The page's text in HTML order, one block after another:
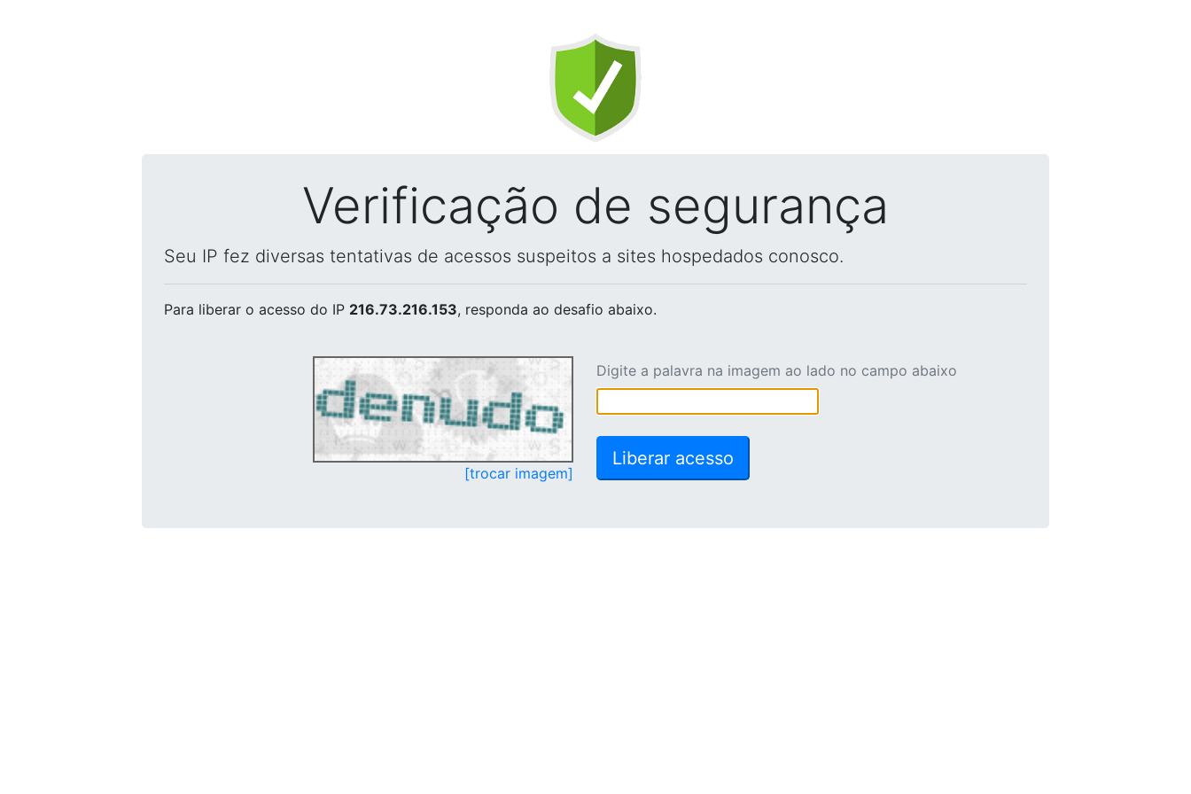
Verificação de segurança
Seu IP fez diversas tentativas de acessos suspeitos a sites hospedados conosco.
Para liberar o acesso do IP 216.73.216.153, responda ao desafio abaixo.
[trocar imagem]
Digite a palavra na imagem ao lado no campo abaixo